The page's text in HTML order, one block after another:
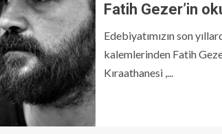
Fatih Gezer’in
Edebiyatımızın son
kalemlerinden Fatih
Kıraathanesi ,...